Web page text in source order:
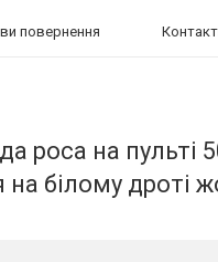
повернення
роса на пульті
на білому дроті